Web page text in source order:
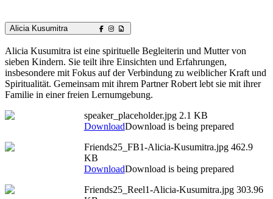
Alicia Kusumitra
Alicia Kusumitra ist eine spirituelle Begleiterin und Mutter von
sieben Kindern. Sie teilt ihre Einsichten und Erfahrungen,
insbesondere mit Fokus auf der Verbindung zu weiblicher Kraft und
Spiritualität. Gemeinsam mit ihrem Partner Robert lebt sie mit ihrer
Familie in einer freien Lernumgebung.
speaker_placeholder.jpg 2.1 KB
DownloadDownload is being prepared
Friends25_FB1-Alicia-Kusumitra.jpg 462.9
KB
DownloadDownload is being prepared
Friends25_Reel1-Alicia-Kusumitra.jpg 303.96